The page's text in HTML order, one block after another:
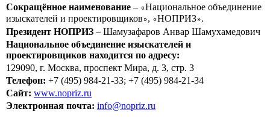
Сокращённое наименование – «Национальное объединение
изыскателей и проектировщиков», «НОПРИЗ».
Президент НОПРИЗ – Шамузафаров Анвар Шамухамедович
Национальное объединение изыскателей и
проектировщиков находится по адресу:
129090, г. Москва, проспект Мира, д. 3, стр. 3
Телефон: +7 (495) 984-21-33; +7 (495) 984-21-34
Сайт: www.nopriz.ru
Электронная почта: info@nopriz.ru